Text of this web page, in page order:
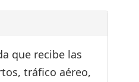
que recibe las
tráfico aéreo,